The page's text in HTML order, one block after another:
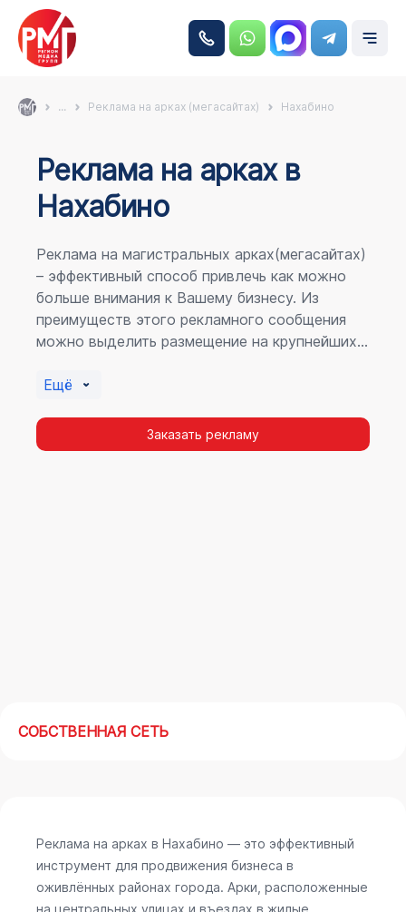
... Реклама на арках (мегасайтах) Нахабино
Реклама на аркаx в
Нахабино
Реклама на магистральных арках(мегасайтах)
– эффективный способ привлечь как можно
больше внимания к Вашему бизнесу. Из
преимуществ этого рекламного сообщения
можно выделить размещение на крупнейших
пешеходному потоку расположение в прямой
повторных контактов.
Ещё
Заказать рекламу
СОБСТВЕННАЯ СЕТЬ
Реклама на арках в Нахабино — это эффективный
инструмент для продвижения бизнеса в
оживлённых районах города. Арки, расположенные
на центральных улицах и въездах в жилые